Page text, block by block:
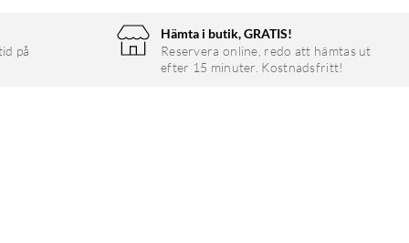
på
Hämta i butik, GRATIS!
Reservera online, redo att hämtas ut
efter 15 minuter. Kostnadsfritt!